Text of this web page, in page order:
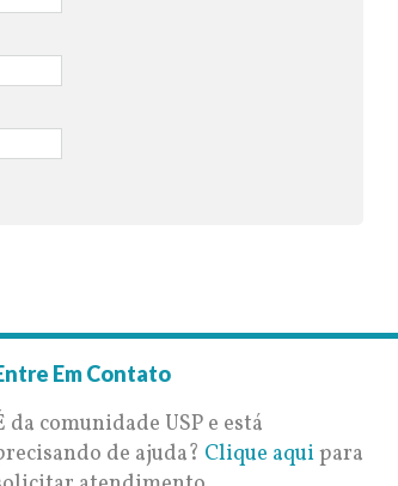
Em Contato
da comunidade USP e está
de ajuda? Clique aquipara